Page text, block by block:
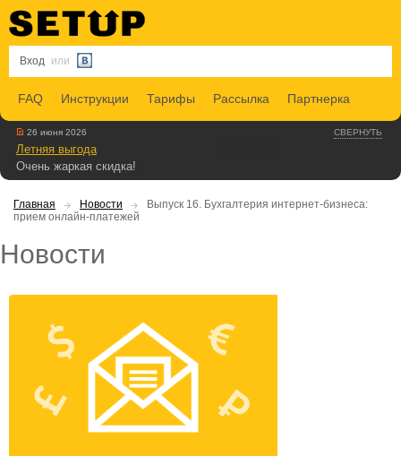
Вход или
FAQ Инструкции Тарифы Рассылка Партнерка
СВЕРНУТЬ
26 июня 2026
Летняя выгода
Очень жаркая скидка!
Главная Новости
Выпуск 16. Бухгалтерия интернет-бизнеса:
прием онлайн-платежей
Новости